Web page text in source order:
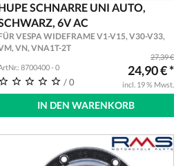
SCHNARRE UNI AUTO,
6V AC
VESPA WIDEFRAME V1-V15, V30-V33,
VN, VNA1T-2T
8700400 - 0
/ 0
27,39 €
24,90 € *
incl. 19 % Mwst.
IN DEN WARENKORB